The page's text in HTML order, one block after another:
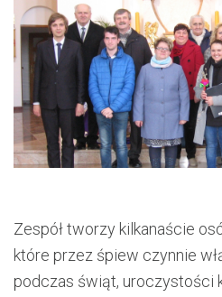
Zespół tworzy kilkanaście
które przez śpiew czynnie
podczas świąt, uroczystości